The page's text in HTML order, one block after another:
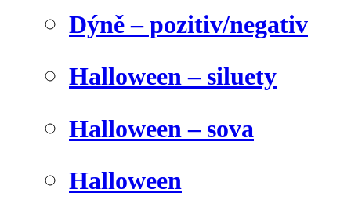
Dýně – pozitiv/negativ
Halloween – siluety
Halloween – sova
Halloween